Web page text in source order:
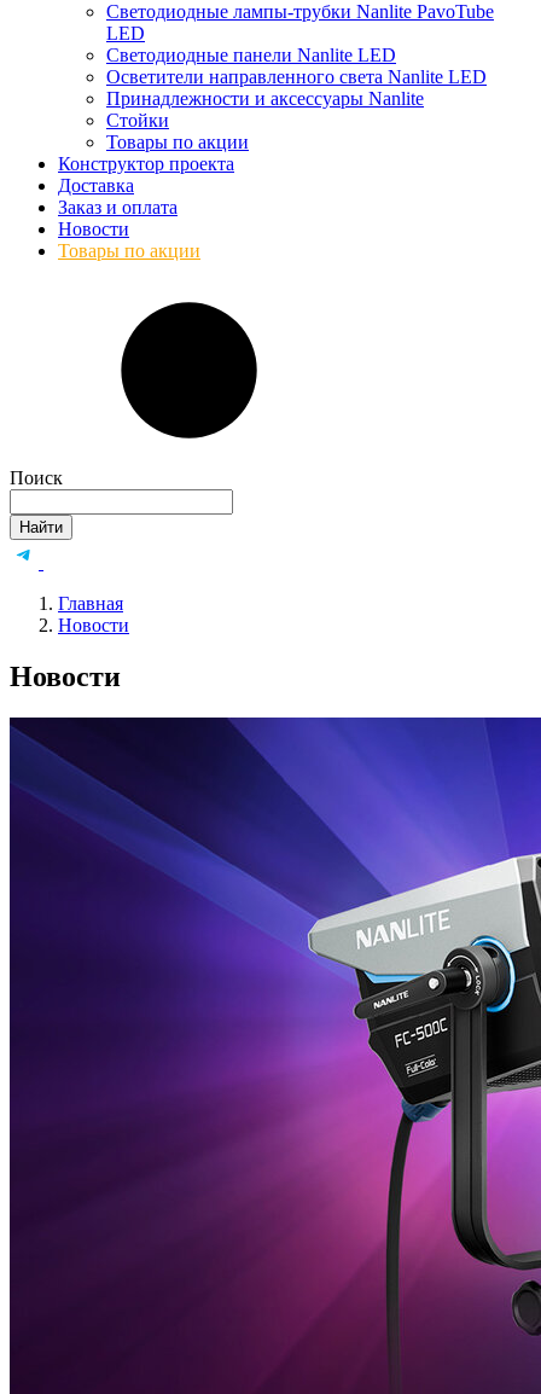
Светодиодные лампы-трубки Nanlite PavoTube
LED
Светодиодные панели Nanlite LED
Осветители направленного света Nanlite LED
Принадлежности и аксессуары Nanlite
Стойки
Товары по акции
Конструктор проекта
Доставка
Заказ и оплата
Новости
Товары по акции
Поиск
Найти
Главная
Новости
Новости